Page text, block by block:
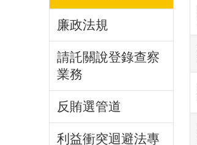
廉政法規
請託關說登錄查察
業務
反賄選管道
利益衝突迴避法專